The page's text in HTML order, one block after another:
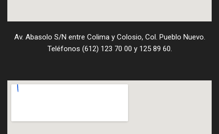
Av. Abasolo S/N entre Colima y Colosio, Col. Pueblo Nuevo.
Teléfonos (612) 123 70 00 y 125 89 60.